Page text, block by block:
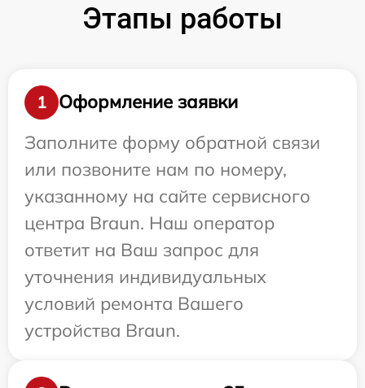
Этапы работы
1
Оформление заявки
Заполните форму обратной связи
или позвоните нам по номеру,
указанному на сайте сервисного
центра Braun. Наш оператор
ответит на Ваш запрос для
уточнения индивидуальных
условий ремонта Вашего
устройства Braun.